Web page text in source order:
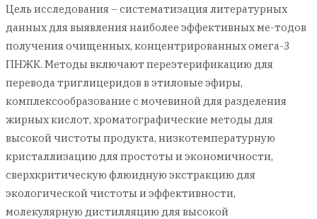
Цель исследования – систематизация литературных
данных для выявления наиболее эффективных ме-тодов
получения очищенных, концентрированных омега-3
ПНЖК. Методы включают переэтерификацию для
перевода триглицеридов в этиловые эфиры,
комплексообразование с мочевиной для разделения
жирных кислот, хроматографические методы для
высокой чистоты продукта, низкотемпературную
кристаллизацию для простоты и экономичности,
сверхкритическую флюидную экстракцию для
экологической чистоты и эффективности,
молекулярную дистилляцию для высокой